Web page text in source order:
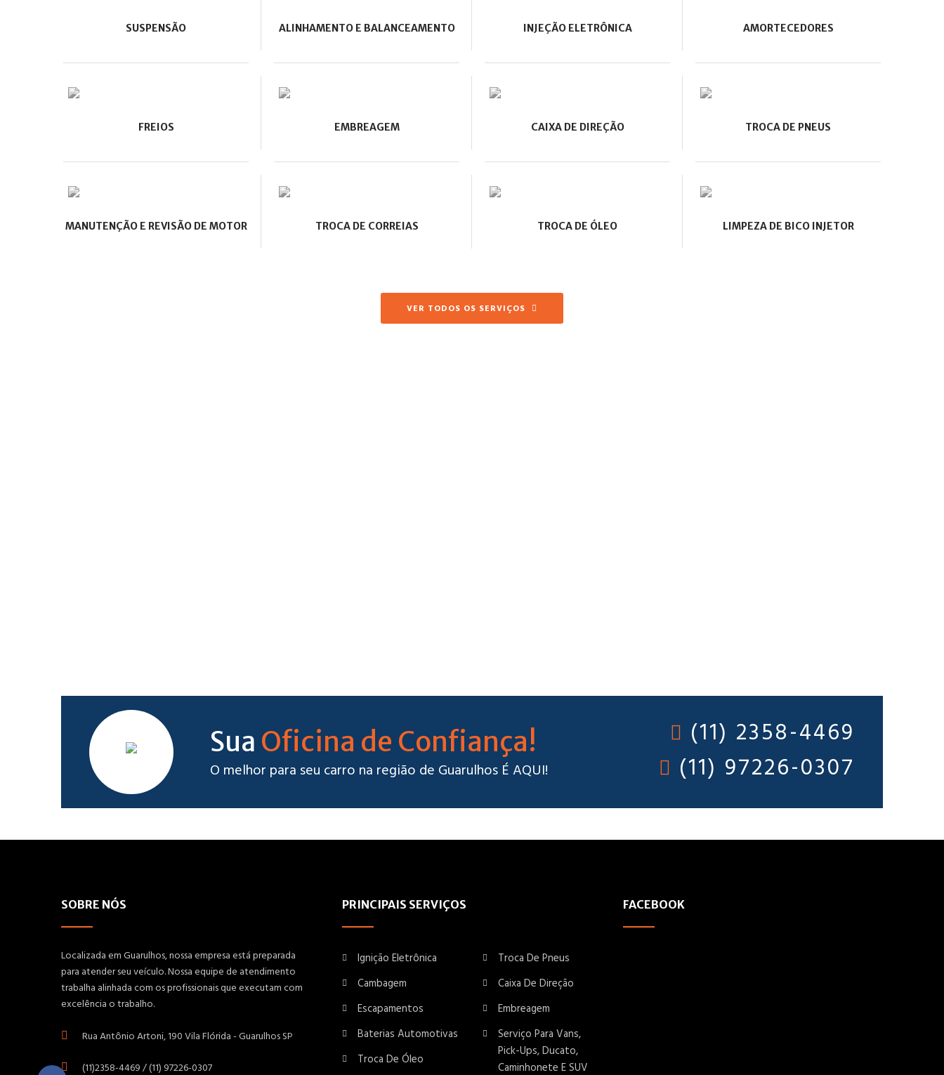
SUSPENSÃO ALINHAMENTO E BALANCEAMENTO INJEÇÃO ELETRÔNICA AMORTECEDORES
FREIOS EMBREAGEM CAIXA DE DIREÇÃO TROCA DE PNEUS
MANUTENÇÃO E REVISÃO DE MOTOR TROCA DE CORREIAS TROCA DE ÓLEO LIMPEZA DE BICO INJETOR
VER TODOS OS SERVIÇOS
Sua Oficina de Confiança!
O melhor para seu carro na região de Guarulhos É AQUI!
(11) 2358-4469
(11) 97226-0307
SOBRE NÓS
Localizada em Guarulhos, nossa empresa está preparada
para atender seu veículo. Nossa equipe de atendimento
trabalha alinhada com os profissionais que executam com
excelência o trabalho.
Rua Antônio Artoni, 190 Vila Flórida - Guarulhos SP
(11)2358-4469 / (11) 97226-0307
PRINCIPAIS SERVIÇOS
Ignição Eletrônica
Cambagem
Escapamentos
Baterias Automotivas
Troca De Óleo
Troca De Pneus
Caixa De Direção
Embreagem
Serviço Para Vans,
Pick-Ups, Ducato,
Caminhonete E SUV
FACEBOOK